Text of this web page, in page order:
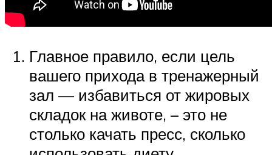
Главное правило, если цель
вашего прихода в тренажерный
зал — избавиться от жировых
складок на животе, – это не
столько качать пресс, сколько